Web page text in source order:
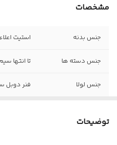
مشخصات
جنس بدنه استیت اعلاء
جنس دسته ها تا انتها
جنس لولا فنر دوبل
توضیحات